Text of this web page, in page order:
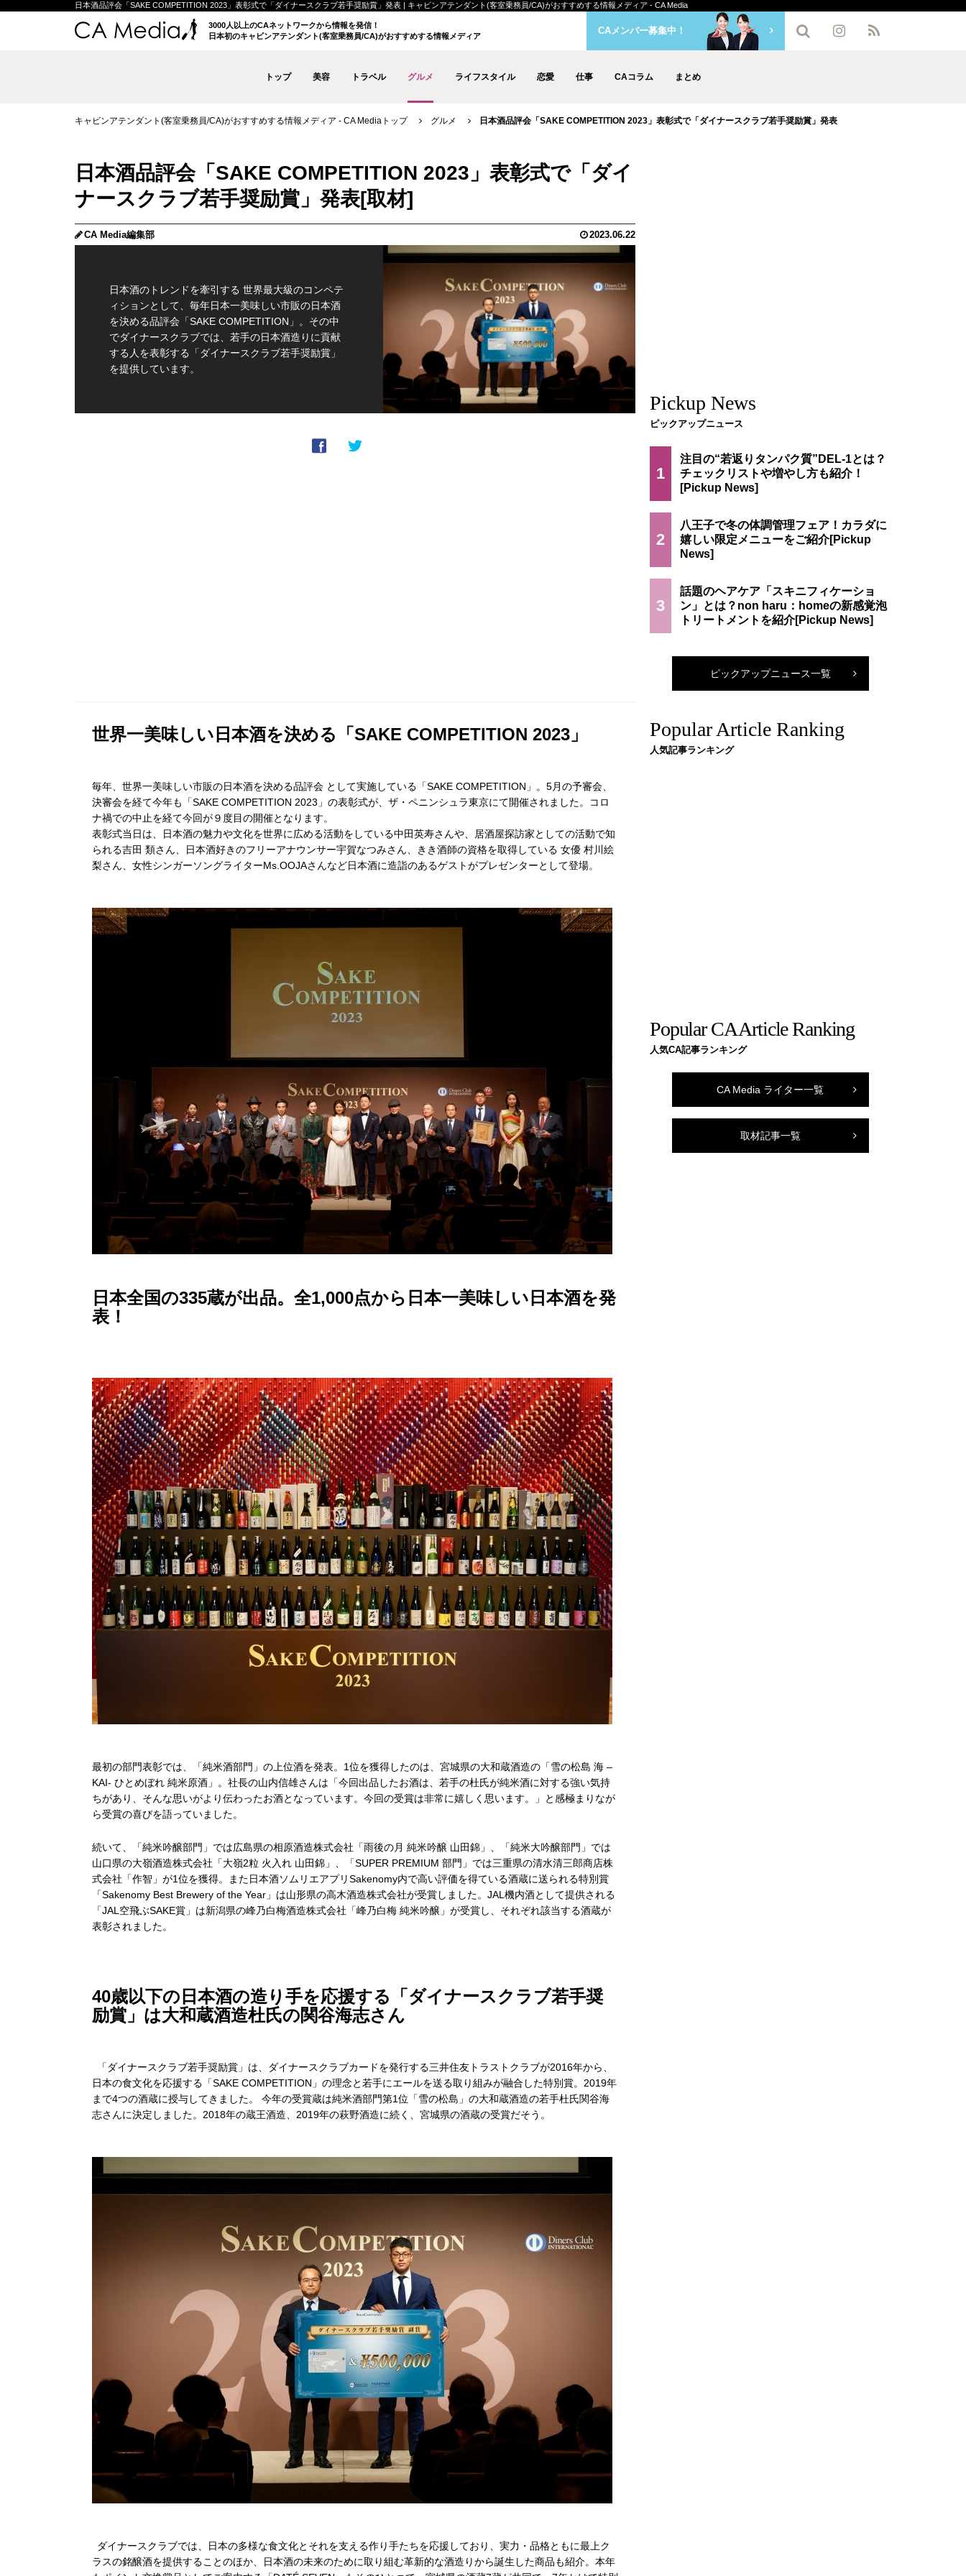
日本酒品評会「SAKE COMPETITION 2023」表彰式で「ダイナースクラブ若手奨励賞」発表 | キャビンアテンダント(客室乗務員/CA)がおすすめする情報メディア - CA Media
3000人以上のCAネットワークから情報を発信！
日本初のキャビンアテンダント(客室乗務員/CA)がおすすめする情報メディア
トップ 美容 トラベル グルメ ライフスタイル 恋愛 仕事 CAコラム まとめ
CAメンバー募集中！
キャビンアテンダント(客室乗務員/CA)がおすすめする情報メディア - CA Mediaトップ グルメ 日本酒品評会「SAKE COMPETITION 2023」表彰式で「ダイナースクラブ若手奨励賞」発表
日本酒品評会「SAKE COMPETITION 2023」表彰式で「ダイ
ナースクラブ若手奨励賞」発表
CA Media編集部 2023.06.22
日本酒のトレンドを牽引する 世界最大級のコンペテ
ィションとして、毎年日本一美味しい市販の日本酒
を決める品評会「SAKE COMPETITION」。その中
でダイナースクラブでは、若手の日本酒造りに貢献
する人を表彰する「ダイナースクラブ若手奨励賞」
を提供しています。
世界一美味しい日本酒を決める「SAKE COMPETITION 2023」
毎年、世界一美味しい市販の日本酒を決める品評会 として実施している「SAKE COMPETITION」。5月の予審会、
決審会を経て今年も「SAKE COMPETITION 2023」の表彰式が、ザ・ペニンシュラ東京にて開催されました。コロ
ナ禍での中止を経て今回が９度目の開催となります。
表彰式当日は、日本酒の魅力や文化を世界に広める活動をしている中田英寿さんや、居酒屋探訪家としての活動で知
られる吉田 類さん、日本酒好きのフリーアナウンサー宇賀なつみさん、きき酒師の資格を取得している 女優 村川絵
梨さん、女性シンガーソングライターMs.OOJAさんなど日本酒に造詣のあるゲストがプレゼンターとして登場。
日本全国の335蔵が出品。全1,000点から日本一美味しい日本酒を発
表！
最初の部門表彰では、「純米酒部門」の上位酒を発表。1位を獲得したのは、宮城県の大和蔵酒造の「雪の松島 海 –
KAI- ひとめぼれ 純米原酒」。社長の山内信雄さんは「今回出品したお酒は、若手の杜氏が純米酒に対する強い気持
ちがあり、そんな思いがより伝わったお酒となっています。今回の受賞は非常に嬉しく思います。」と感極まりなが
ら受賞の喜びを語っていました。
続いて、「純米吟醸部門」では広島県の相原酒造株式会社「雨後の月 純米吟醸 山田錦」、「純米大吟醸部門」では
山口県の大嶺酒造株式会社「大嶺2粒 火入れ 山田錦」、「SUPER PREMIUM 部門」では三重県の清水清三郎商店株
式会社「作智」が1位を獲得。また日本酒ソムリエアプリSakenomy内で高い評価を得ている酒蔵に送られる特別賞
「Sakenomy Best Brewery of the Year」は山形県の高木酒造株式会社が受賞しました。JAL機内酒として提供される
「JAL空飛ぶSAKE賞」は新潟県の峰乃白梅酒造株式会社「峰乃白梅 純米吟醸」が受賞し、それぞれ該当する酒蔵が
表彰されました。
40歳以下の日本酒の造り手を応援する「ダイナースクラブ若手奨
励賞」は大和蔵酒造杜氏の関谷海志さん
「ダイナースクラブ若手奨励賞」は、ダイナースクラブカードを発行する三井住友トラストクラブが2016年から、
日本の食文化を応援する「SAKE COMPETITION」の理念と若手にエールを送る取り組みが融合した特別賞。2019年
まで4つの酒蔵に授与してきました。 今年の受賞蔵は純米酒部門第1位「雪の松島」の大和蔵酒造の若手杜氏関谷海
志さんに決定しました。2018年の蔵王酒造、2019年の萩野酒造に続く、宮城県の酒蔵の受賞だそう。
ダイナースクラブでは、日本の多様な食文化とそれを支える作り手たちを応援しており、実力・品格ともに最上ク
ラスの銘醸酒を提供することのほか、日本酒の未来のために取り組む革新的な酒造りから誕生した商品も紹介。本年
Pickup News
ピックアップニュース
1
注目の“若返りタンパク質”DEL-1とは？
チェックリストや増やし方も紹介！
2
八王子で冬の体調管理フェア！カラダに
嬉しい限定メニューをご紹介
3
話題のヘアケア「スキニフィケーショ
ン」とは？non haru：homeの新感覚泡
トリートメントを紹介
ピックアップニュース一覧
Popular Article Ranking
人気記事ランキング
Popular CA Article Ranking
人気CA記事ランキング
CA Media ライター一覧
取材記事一覧